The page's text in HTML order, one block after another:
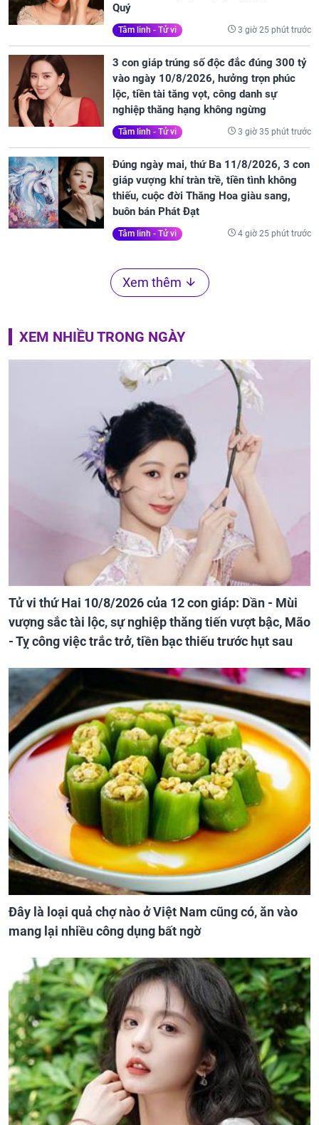
Quý
Tâm linh - Tử vi 3 giờ 25 phút trước
3 con giáp trúng số độc đắc đúng 300 tỷ
vào ngày 10/8/2026, hưởng trọn phúc
lộc, tiền tài tăng vọt, công danh sự
nghiệp thăng hạng không ngừng
Tâm linh - Tử vi 3 giờ 35 phút trước
Đúng ngày mai, thứ Ba 11/8/2026, 3 con
giáp vượng khí tràn trề, tiền tình không
thiếu, cuộc đời Thăng Hoa giàu sang,
buôn bán Phát Đạt
Tâm linh - Tử vi 4 giờ 25 phút trước
Xem thêm
XEM NHIỀU TRONG NGÀY
Tử vi thứ Hai 10/8/2026 của 12 con giáp: Dần - Mùi
vượng sắc tài lộc, sự nghiệp thăng tiến vượt bậc, Mão
- Tỵ công việc trắc trở, tiền bạc thiếu trước hụt sau
Đây là loại quả chợ nào ở Việt Nam cũng có, ăn vào
mang lại nhiều công dụng bất ngờ